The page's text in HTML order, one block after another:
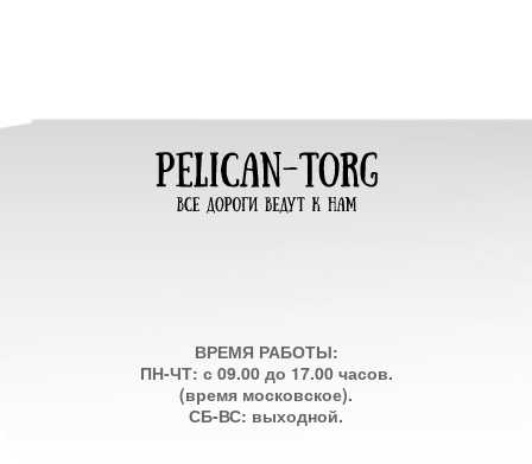
ВРЕМЯ РАБОТЫ:
ПН-ЧТ: с 09.00 до 17.00 часов.
(время московское).
СБ-ВС: выходной.